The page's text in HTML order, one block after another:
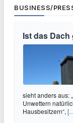
BUSINESS/
Ist das
sieht anders aus:
Unwettern
Hausbesitzern“,